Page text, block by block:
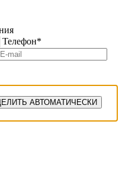
Телефон*
АВТОМАТИЧЕСКИ